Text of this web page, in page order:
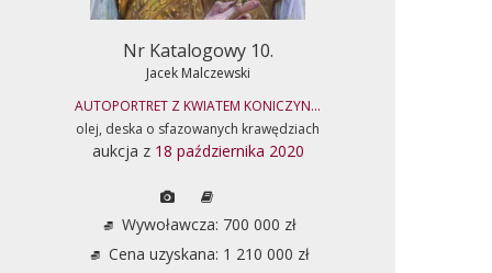
Nr Katalogowy 10.
Jacek Malczewski
AUTOPORTRET Z KWIATEM KONICZYN...
olej, deska o sfazowanych krawędziach
aukcja z 18 października 2020
Wywoławcza: 700 000 zł
Cena uzyskana: 1 210 000 zł